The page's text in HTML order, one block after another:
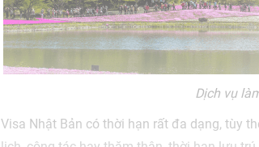
Dịch vụ
Visa Nhật Bản có thời hạn rất đa dạng, tùy